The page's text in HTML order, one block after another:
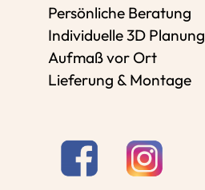
Persönliche Beratung
Individuelle 3D Planung
Aufmaß vor Ort
Lieferung & Montage